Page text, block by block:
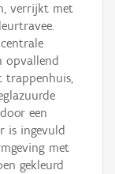
verrijkt met
opvallend
trappenhuis,
een
is ingevuld
met
gekleurd